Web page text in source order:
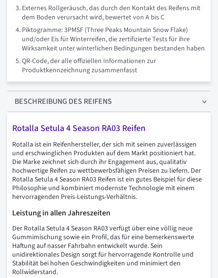
Externes Rollgeräusch, das durch den Kontakt des Reifens mit
dem Boden verursacht wird, bewertet von A bis C
Piktogramme: 3PMSF (Three Peaks Mountain Snow Flake)
und/oder Eis für Winterreifen, die zertifizierte Tests für ihre
Wirksamkeit unter winterlichen Bedingungen bestanden haben
QR-Code, der alle offiziellen Informationen zur
Produktkennzeichnung zusammenfasst
BESCHREIBUNG DES REIFENS
Rotalla Setula 4 Season RA03 Reifen
Rotalla ist ein Reifenhersteller, der sich mit seinen zuverlässigen
und erschwinglichen Produkten auf dem Markt positioniert hat.
Die Marke zeichnet sich durch ihr Engagement aus, qualitativ
hochwertige Reifen zu wettbewerbsfähigen Preisen zu liefern. Der
Rotalla Setula 4 Season RA03 Reifen ist ein gutes Beispiel für diese
Philosophie und kombiniert modernste Technologie mit einem
hervorragenden Preis-Leistungs-Verhältnis.
Leistung in allen Jahreszeiten
Der Rotalla Setula 4 Season RA03 verfügt über eine völlig neue
Gummimischung sowie ein Profil, das für eine bemerkenswerte
Haftung auf nasser Fahrbahn entwickelt wurde. Sein
unidirektionales Design sorgt für hervorragende Kontrolle und
Stabilität bei hohen Geschwindigkeiten und minimiert den
Rollwiderstand.